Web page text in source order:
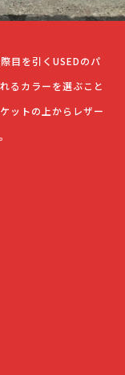
目を引くUSEDのパ
るカラーを選ぶこと
ットの上からレザー